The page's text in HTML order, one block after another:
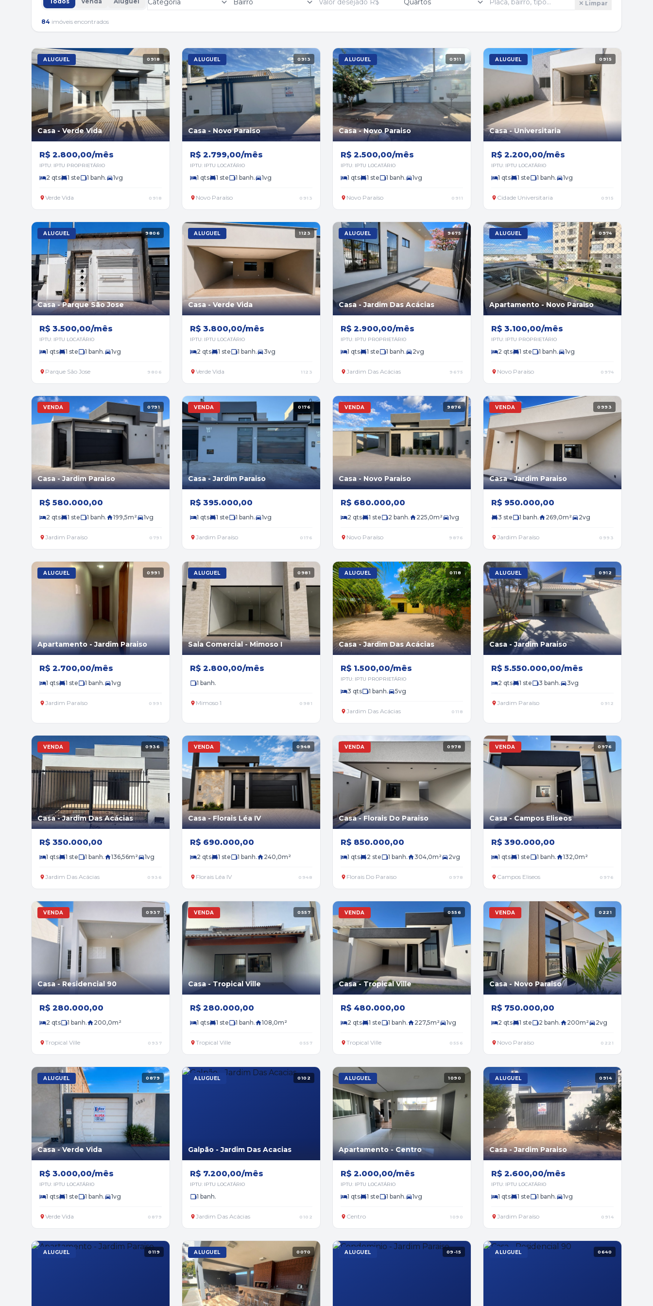
✕ Limpar
84 imóveis encontrados
ALUGUEL 0918
Casa - Verde Vida
R$ 2.800,00/mês
IPTU: IPTU PROPRIETÁRIO
2 qts 1 ste 1 banh. 1vg
Verde Vida 0918
ALUGUEL 0913
Casa - Novo Paraiso
R$ 2.799,00/mês
IPTU: IPTU LOCATÁRIO
1 qts 1 ste 1 banh. 1vg
Novo Paraíso 0913
ALUGUEL 0911
Casa - Novo Paraiso
R$ 2.500,00/mês
IPTU: IPTU LOCATÁRIO
1 qts 1 ste 1 banh. 1vg
Novo Paraíso 0911
ALUGUEL 0915
Casa - Universitaria
R$ 2.200,00/mês
IPTU: IPTU LOCATÁRIO
1 qts 1 ste 1 banh. 1vg
Cidade Universitaria 0915
ALUGUEL 9806
Casa - Parque São Jose
R$ 3.500,00/mês
IPTU: IPTU LOCATÁRIO
1 qts 1 ste 1 banh. 1vg
Parque São Jose 9806
ALUGUEL 1123
Casa - Verde Vida
R$ 3.800,00/mês
IPTU: IPTU LOCATÁRIO
2 qts 1 ste 1 banh. 3vg
Verde Vida 1123
ALUGUEL 9675
Casa - Jardim Das Acácias
R$ 2.900,00/mês
IPTU: IPTU PROPRIETÁRIO
1 qts 1 ste 1 banh. 2vg
Jardim Das Acácias 9675
ALUGUEL 0974
Apartamento - Novo Paraiso
R$ 3.100,00/mês
IPTU: IPTU PROPRIETÁRIO
2 qts 1 ste 1 banh. 1vg
Novo Paraíso 0974
VENDA 0791
Casa - Jardim Paraiso
R$ 580.000,00
2 qts 1 ste 1 banh. 199,5m² 1vg
Jardim Paraíso 0791
VENDA 0176
Casa - Jardim Paraiso
R$ 395.000,00
1 qts 1 ste 1 banh. 1vg
Jardim Paraíso 0176
VENDA 9876
Casa - Novo Paraiso
R$ 680.000,00
2 qts 1 ste 2 banh. 225,0m² 1vg
Novo Paraíso 9876
VENDA 0993
Casa - Jardim Paraiso
R$ 950.000,00
3 ste 1 banh. 269,0m² 2vg
Jardim Paraíso 0993
ALUGUEL 0991
Apartamento - Jardim Paraiso
R$ 2.700,00/mês
1 qts 1 ste 1 banh. 1vg
Jardim Paraíso 0991
ALUGUEL 0981
Sala Comercial - Mimoso I
R$ 2.800,00/mês
1 banh.
Mimoso 1 0981
ALUGUEL 0118
Casa - Jardim Das Acácias
R$ 1.500,00/mês
IPTU: IPTU PROPRIETÁRIO
3 qts 1 banh. 5vg
Jardim Das Acácias 0118
ALUGUEL 0912
Casa - Jardim Paraiso
R$ 5.550.000,00/mês
2 qts 1 ste 3 banh. 3vg
Jardim Paraíso 0912
VENDA 0936
Casa - Jardim Das Acácias
R$ 350.000,00
1 qts 1 ste 1 banh. 136,56m² 1vg
Jardim Das Acácias 0936
VENDA 0948
Casa - Florais Léa IV
R$ 690.000,00
2 qts 1 ste 1 banh. 240,0m²
Florais Léa IV 0948
VENDA 0978
Casa - Florais Do Paraiso
R$ 850.000,00
1 qts 2 ste 1 banh. 304,0m² 2vg
Florais Do Paraiso 0978
VENDA 0976
Casa - Campos Eliseos
R$ 390.000,00
1 qts 1 ste 1 banh. 132,0m²
Campos Eliseos 0976
VENDA 0937
Casa - Residencial 90
R$ 280.000,00
2 qts 1 banh. 200,0m²
Tropical Ville 0937
VENDA 0557
Casa - Tropical Ville
R$ 280.000,00
1 qts 1 ste 1 banh. 108,0m²
Tropical Ville 0557
VENDA 0556
Casa - Tropical Ville
R$ 480.000,00
2 qts 1 ste 1 banh. 227,5m² 1vg
Tropical Ville 0556
VENDA 0221
Casa - Novo Paraiso
R$ 750.000,00
2 qts 1 ste 2 banh. 200m² 2vg
Novo Paraíso 0221
ALUGUEL 0879
Casa - Verde Vida
R$ 3.000,00/mês
IPTU: IPTU LOCATÁRIO
1 qts 1 ste 1 banh. 1vg
Verde Vida 0879
ALUGUEL 0102
Galpão - Jardim Das Acacias
R$ 7.200,00/mês
IPTU: IPTU LOCATÁRIO
1 banh.
Jardim Das Acácias 0102
ALUGUEL 1090
Apartamento - Centro
R$ 2.000,00/mês
IPTU: IPTU LOCATÁRIO
1 qts 1 ste 1 banh. 1vg
Centro 1090
ALUGUEL 0914
Casa - Jardim Paraiso
R$ 2.600,00/mês
IPTU: IPTU LOCATÁRIO
1 qts 1 ste 1 banh. 1vg
Jardim Paraíso 0914
ALUGUEL 0119 ALUGUEL 0070 ALUGUEL 09-15 ALUGUEL 0640